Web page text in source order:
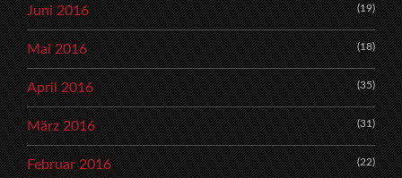
Juni 2016 (19)
Mai 2016 (18)
April 2016 (35)
März 2016 (31)
Februar 2016 (22)